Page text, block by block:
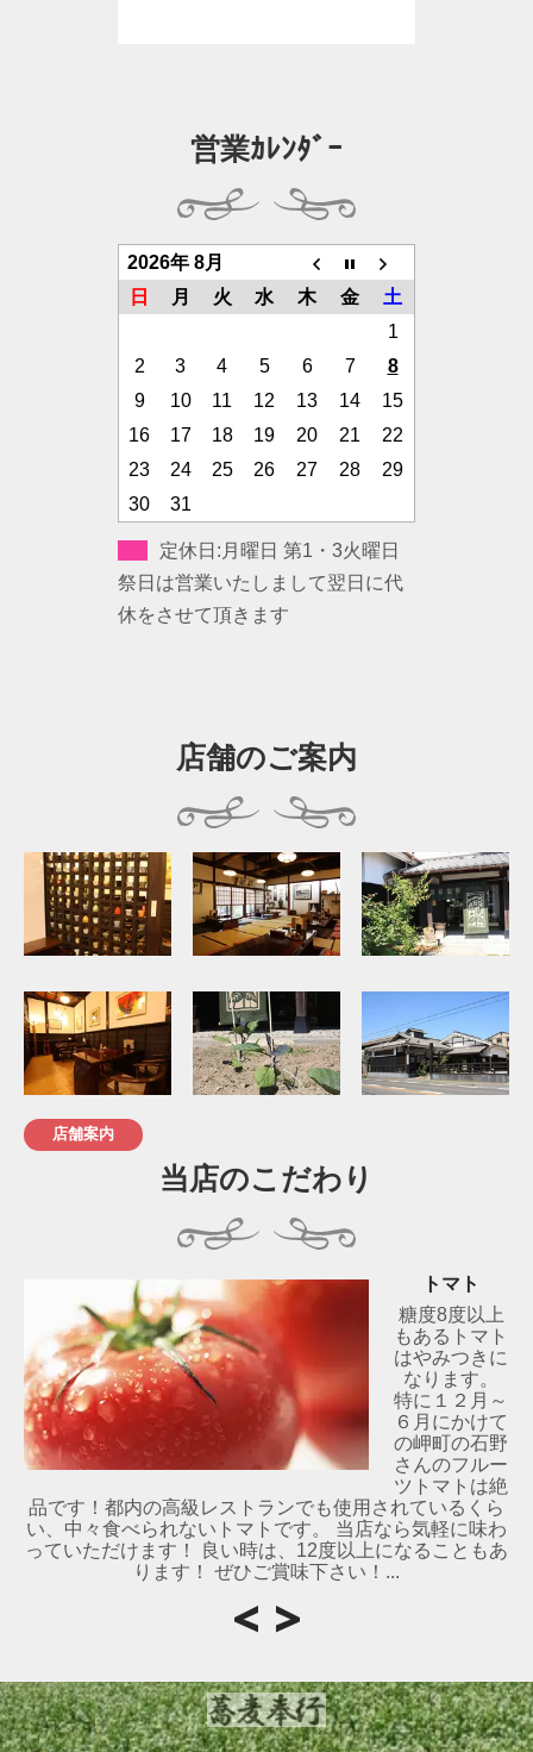
営業ｶﾚﾝﾀﾞｰ
2026年 8月
日
月 火 水 木 金
土
1
2
3 4 5 6 7
8
9
10 11 12 13 14
15
16
17 18 19 20 21
22
23
24 25 26 27 28
29
30
31
定休日:月曜日 第1・3火曜日
祭日は営業いたしまして翌日に代
休をさせて頂きます
店舗のご案内
店舗案内
当店のこだわり
トマト
糖度8度以上
もあるトマト
はやみつきに
なります。
特に１２月～
６月にかけて
の岬町の石野
さんのフルー
ツトマトは絶
品です！都内の高級レストランでも使用されているくら
い、中々食べられないトマトです。 当店なら気軽に味わ
っていただけます！ 良い時は、12度以上になることもあ
ります！ ぜひご賞味下さい！...